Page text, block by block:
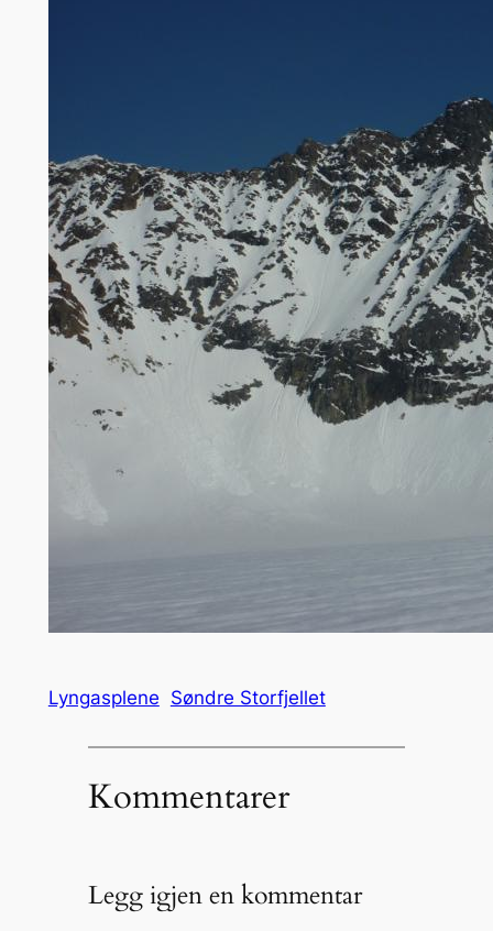
Lyngasplene Søndre Storfjellet
Kommentarer
Legg igjen en kommentar